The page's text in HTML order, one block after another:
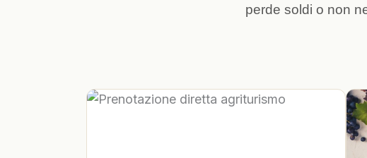
perde soldi o non